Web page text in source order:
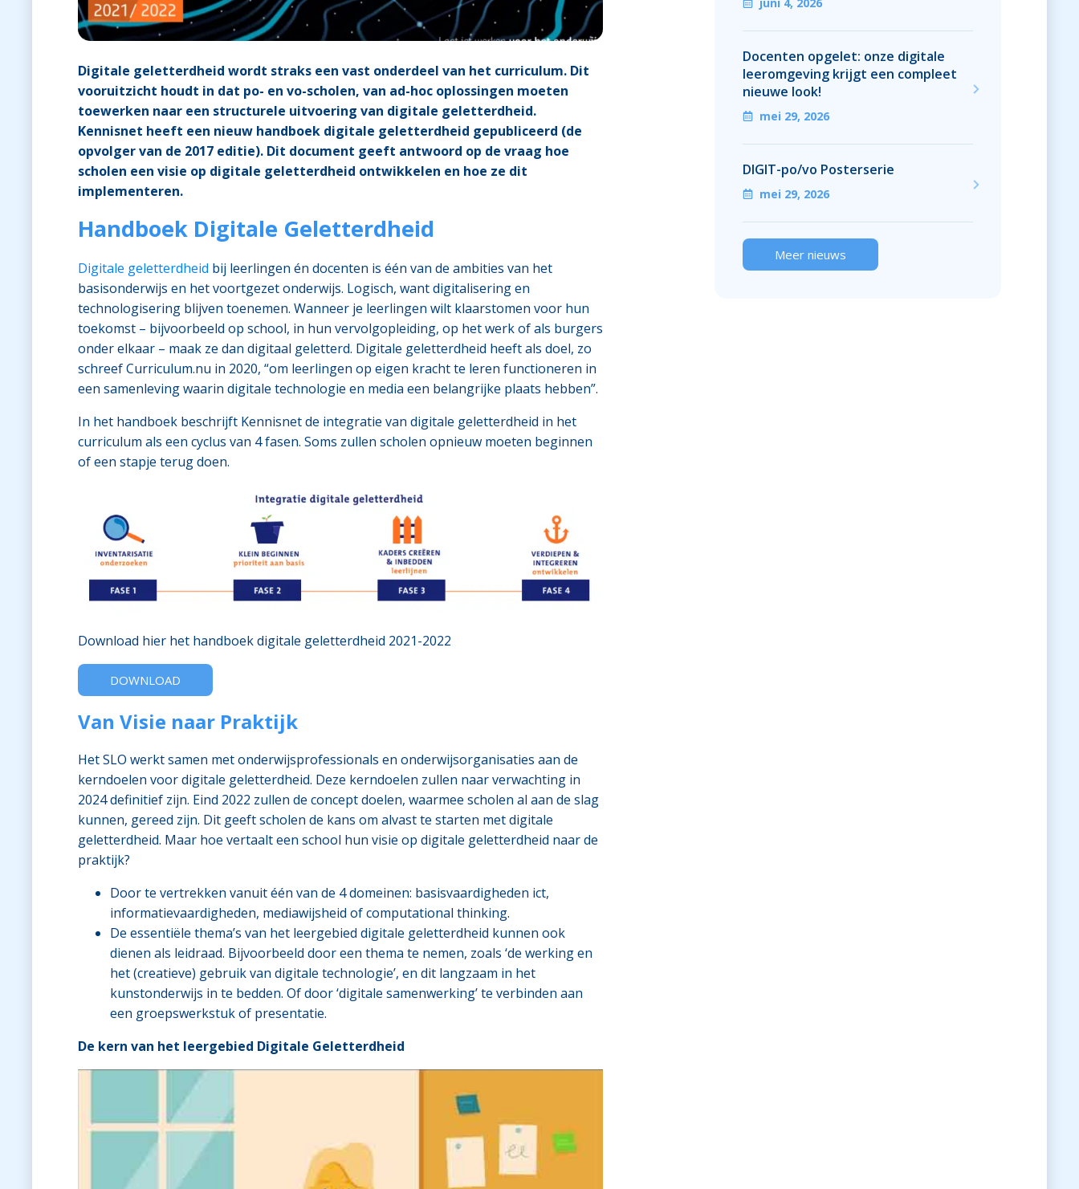
Digitale geletterdheid wordt straks een vast onderdeel van het curriculum. Dit
vooruitzicht houdt in dat po- en vo-scholen, van ad-hoc oplossingen moeten
toewerken naar een structurele uitvoering van digitale geletterdheid.
Kennisnet heeft een nieuw handboek digitale geletterdheid gepubliceerd (de
opvolger van de 2017 editie). Dit document geeft antwoord op de vraag hoe
scholen een visie op digitale geletterdheid ontwikkelen en hoe ze dit
implementeren.
Handboek Digitale Geletterdheid
Digitale geletterdheid bij leerlingen én docenten is één van de ambities van het
basisonderwijs en het voortgezet onderwijs. Logisch, want digitalisering en
technologisering blijven toenemen. Wanneer je leerlingen wilt klaarstomen voor hun
toekomst – bijvoorbeeld op school, in hun vervolgopleiding, op het werk of als burgers
onder elkaar – maak ze dan digitaal geletterd. Digitale geletterdheid heeft als doel, zo
schreef Curriculum.nu in 2020, “om leerlingen op eigen kracht te leren functioneren in
een samenleving waarin digitale technologie en media een belangrijke plaats hebben”.
In het handboek beschrijft Kennisnet de integratie van digitale geletterdheid in het
curriculum als een cyclus van 4 fasen. Soms zullen scholen opnieuw moeten beginnen
of een stapje terug doen.
Download hier het handboek digitale geletterdheid 2021-2022
DOWNLOAD
Van Visie naar Praktijk
Het SLO werkt samen met onderwijsprofessionals en onderwijsorganisaties aan de
kerndoelen voor digitale geletterdheid. Deze kerndoelen zullen naar verwachting in
2024 definitief zijn. Eind 2022 zullen de concept doelen, waarmee scholen al aan de slag
kunnen, gereed zijn. Dit geeft scholen de kans om alvast te starten met digitale
geletterdheid. Maar hoe vertaalt een school hun visie op digitale geletterdheid naar de
praktijk?
Door te vertrekken vanuit één van de 4 domeinen: basisvaardigheden ict,
informatievaardigheden, mediawijsheid of computational thinking.
De essentiële thema’s van het leergebied digitale geletterdheid kunnen ook
dienen als leidraad. Bijvoorbeeld door een thema te nemen, zoals ‘de werking en
het (creatieve) gebruik van digitale technologie’, en dit langzaam in het
kunstonderwijs in te bedden. Of door ‘digitale samenwerking’ te verbinden aan
een groepswerkstuk of presentatie.
De kern van het leergebied Digitale Geletterdheid
Docenten opgelet: onze digitale
leeromgeving krijgt een compleet
nieuwe look!
mei 29, 2026
DIGIT-po/vo Posterserie
mei 29, 2026
Meer nieuws